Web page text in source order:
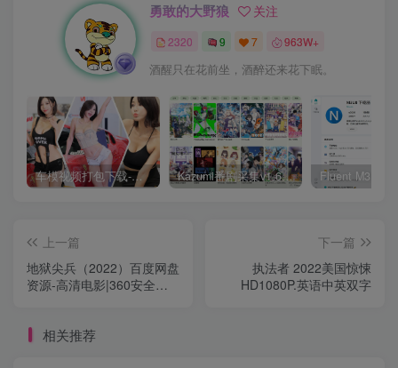
勇敢的大野狼 关注
2320 9 7 963W+
酒醒只在花前坐，酒醉还来花下眠。
车模视频打包下载-高清无水印版 Kazumi番剧采集v1.6.9：支持自定义规则+在线观看+弹幕，跨平台下载
上一篇
地狱尖兵（2022）百度网盘
资源-高清电影|360安全云
下一篇
执法者 2022美国惊悚
HD1080P.英语中英双字
相关推荐